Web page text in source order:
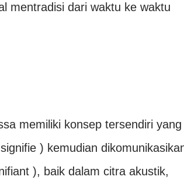
mentradisi dari waktu ke waktu
memiliki konsep tersendiri yang
) kemudian
), baik dalam citra akustik,